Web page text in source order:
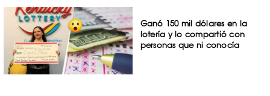
Ganó 150 mil dólares en la
lotería y lo compartió con
personas que ni conocía